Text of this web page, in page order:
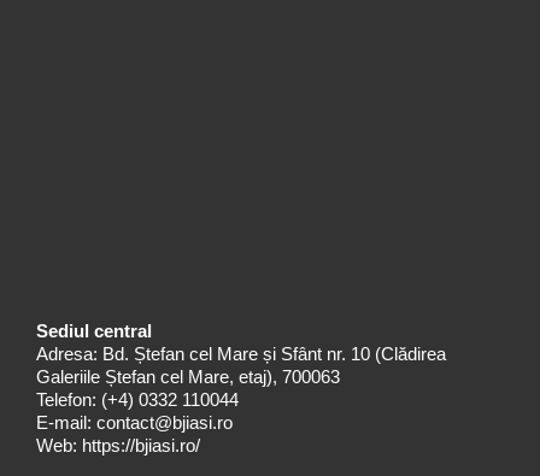
Sediul central
Adresa: Bd. Ștefan cel Mare și Sfânt nr. 10 (Clădirea
Galeriile Ștefan cel Mare, etaj), 700063
Telefon: (+4) 0332 110044
E-mail: contact@bjiasi.ro
Web: https://bjiasi.ro/